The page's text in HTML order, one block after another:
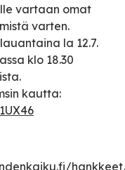
vartaan omat
varten.
la 12.7.
klo 18.30
kautta: